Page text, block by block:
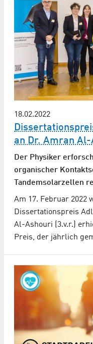
18.02.2022
an Dr. Amran
Der Physiker
organischer
Tandemsolarzellen
Am 17. Februar 2022
Dissertationspreis
Al-Ashouri (3.v.r.)
Preis, der jährlich